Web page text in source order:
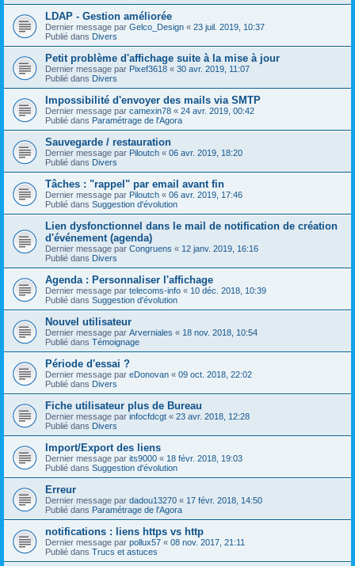
LDAP - Gestion améliorée
Dernier message par Gelco_Design « 23 juil. 2019, 10:37
Publié dans Divers
Petit problème d'affichage suite à la mise à jour
Dernier message par Pixef3618 « 30 avr. 2019, 11:07
Publié dans Divers
Impossibilité d'envoyer des mails via SMTP
Dernier message par camexin78 « 24 avr. 2019, 00:42
Publié dans Paramétrage de l'Agora
Sauvegarde / restauration
Dernier message par Piloutch « 06 avr. 2019, 18:20
Publié dans Divers
Tâches : "rappel" par email avant fin
Dernier message par Piloutch « 06 avr. 2019, 17:46
Publié dans Suggestion d'évolution
Lien dysfonctionnel dans le mail de notification de création
d'événement (agenda)
Dernier message par Congruens « 12 janv. 2019, 16:16
Publié dans Divers
Agenda : Personnaliser l'affichage
Dernier message par telecoms-info « 10 déc. 2018, 10:39
Publié dans Suggestion d'évolution
Nouvel utilisateur
Dernier message par Arverniales « 18 nov. 2018, 10:54
Publié dans Témoignage
Période d'essai ?
Dernier message par eDonovan « 09 oct. 2018, 22:02
Publié dans Divers
Fiche utilisateur plus de Bureau
Dernier message par infocfdcgt « 23 avr. 2018, 12:28
Publié dans Divers
Import/Export des liens
Dernier message par its9000 « 18 févr. 2018, 19:03
Publié dans Suggestion d'évolution
Erreur
Dernier message par dadou13270 « 17 févr. 2018, 14:50
Publié dans Paramétrage de l'Agora
notifications : liens https vs http
Dernier message par pollux57 « 08 nov. 2017, 21:11
Publié dans Trucs et astuces